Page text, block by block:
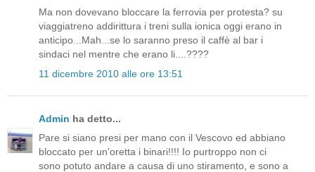
Ma non dovevano bloccare la ferrovia per protesta? su
viaggiatreno addirittura i treni sulla ionica oggi erano in
anticipo...Mah...se lo saranno preso il caffè al bar i
sindaci nel mentre che erano li....????
11 dicembre 2010 alle ore 13:51
Admin ha detto...
Pare si siano presi per mano con il Vescovo ed abbiano
bloccato per un'oretta i binari!!!! Io purtroppo non ci
sono potuto andare a causa di uno stiramento, e sono a